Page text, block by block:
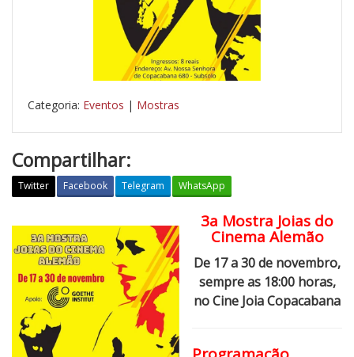
Categoria: Eventos | Mostras
Compartilhar:
Twitter Facebook Telegram WhatsApp
1
/
1
3a Mostra Joias do
Cinema Alemão
De 17 a 30 de novembro,
sempre as 18:00 horas,
no Cine Joia Copacabana